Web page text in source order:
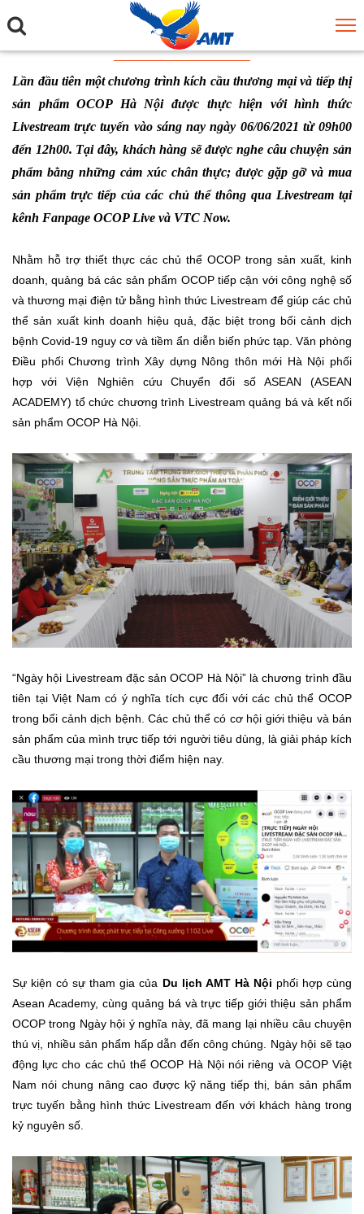
Lần đầu tiên một chương trình kích cầu thương mại và tiếp thị
sản phẩm OCOP Hà Nội được thực hiện với hình thức
Livestream trực tuyến vào sáng nay ngày 06/06/2021 từ 09h00
đến 12h00. Tại đây, khách hàng sẽ được nghe câu chuyện sản
phẩm bằng những cảm xúc chân thực; được gặp gỡ và mua
sản phẩm trực tiếp của các chủ thể thông qua Livestream tại
kênh Fanpage OCOP Live và VTC Now.
Nhằm hỗ trợ thiết thực các chủ thể OCOP trong sản xuất, kinh
doanh, quảng bá các sản phẩm OCOP tiếp cận với công nghệ số
và thương mại điện tử bằng hình thức Livestream để giúp các chủ
thể sản xuất kinh doanh hiệu quả, đặc biệt trong bối cảnh dịch
bệnh Covid-19 nguy cơ và tiềm ẩn diễn biến phức tạp. Văn phòng
Điều phối Chương trình Xây dựng Nông thôn mới Hà Nội phối
hợp với Viện Nghiên cứu Chuyển đổi số ASEAN (ASEAN
ACADEMY) tổ chức chương trình Livestream quảng bá và kết nối
sản phẩm OCOP Hà Nội.
“Ngày hội Livestream đặc sản OCOP Hà Nội” là chương trình đầu
tiên tại Việt Nam có ý nghĩa tích cực đối với các chủ thể OCOP
trong bối cảnh dịch bệnh. Các chủ thể có cơ hội giới thiệu và bán
sản phẩm của mình trực tiếp tới người tiêu dùng, là giải pháp kích
cầu thương mại trong thời điểm hiện nay.
Sự kiện có sự tham gia của Du lịch AMT Hà Nội phối hợp cùng
Asean Academy, cùng quảng bá và trực tiếp giới thiệu sản phẩm
OCOP trong Ngày hội ý nghĩa này, đã mang lại nhiều câu chuyện
thú vị, nhiều sản phẩm hấp dẫn đến công chúng. Ngày hội sẽ tạo
động lực cho các chủ thể OCOP Hà Nội nói riêng và OCOP Việt
Nam nói chung nâng cao được kỹ năng tiếp thị, bán sản phẩm
trực tuyến bằng hình thức Livestream đến với khách hàng trong
kỷ nguyên số.